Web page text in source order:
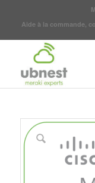
Aide à la commande,